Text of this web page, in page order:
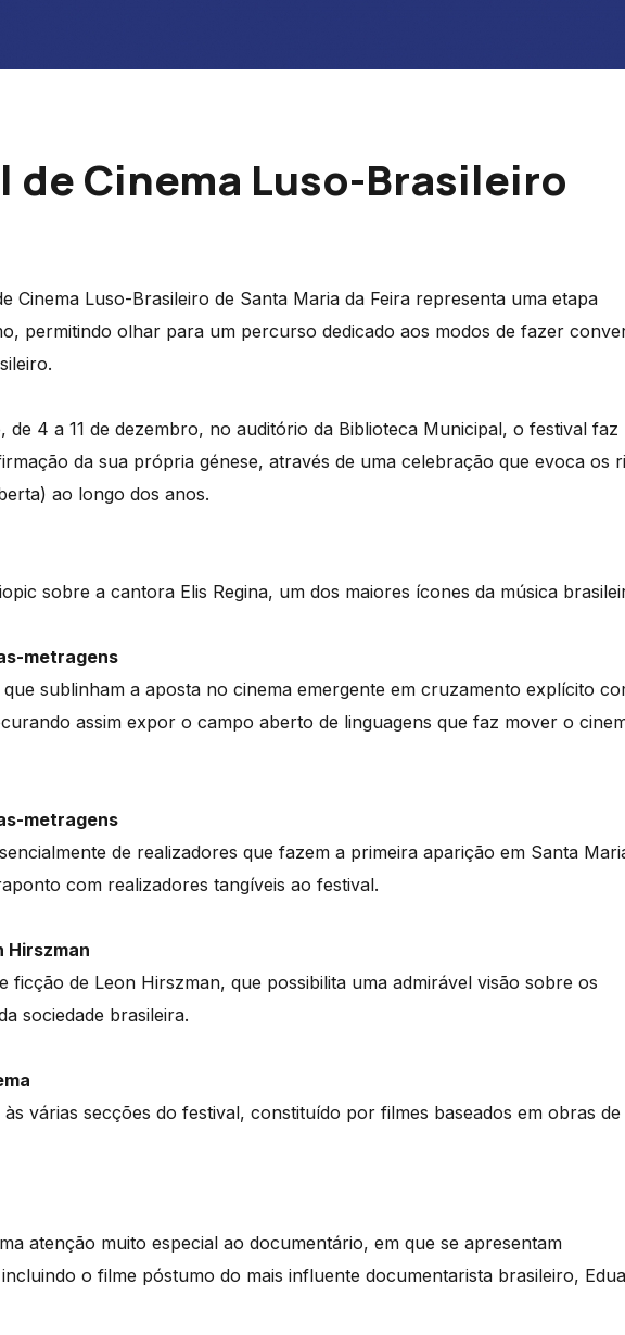
de Cinema Luso-Brasileiro
Cinema Luso-Brasileiro de Santa Maria da Feira representa uma etapa
permitindo olhar para um percurso dedicado aos modos de fazer
de 4 a 11 de dezembro, no auditório da Biblioteca Municipal, o festival faz
da sua própria génese, através de uma celebração que evoca os
ao longo dos anos.
sobre a cantora Elis Regina, um dos maiores ícones da música
metragens
sublinham a aposta no cinema emergente em cruzamento explícito
assim expor o campo aberto de linguagens que faz mover o
metragens
de realizadores que fazem a primeira aparição em Santa
com realizadores tangíveis ao festival.
Hirszman
ficção de Leon Hirszman, que possibilita uma admirável visão sobre os
sociedade brasileira.
várias secções do festival, constituído por filmes baseados em obras de
atenção muito especial ao documentário, em que se apresentam
o filme póstumo do mais influente documentarista brasileiro,